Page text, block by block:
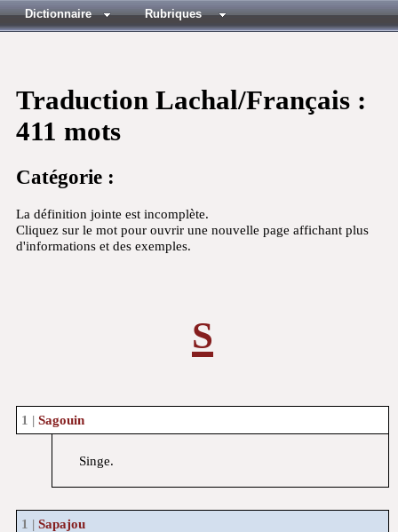
Dictionnaire Rubriques
Traduction Lachal/Français :
411 mots
Catégorie :
La définition jointe est incomplète.
Cliquez sur le mot pour ouvrir une nouvelle page affichant plus
d'informations et des exemples.
s
Sagouin
Singe.
Sapajou